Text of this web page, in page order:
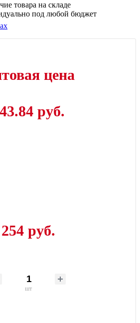
товара на складе
под любой бюджет
цена
руб.
254 руб.
шт